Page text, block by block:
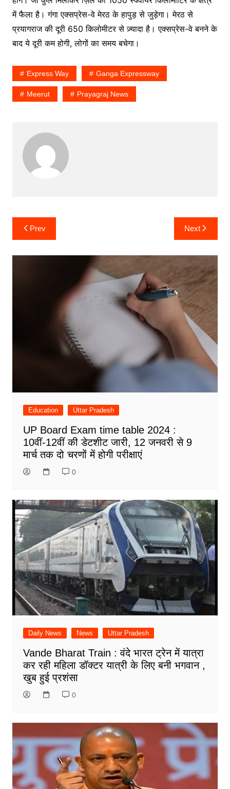
में फैला है। गंगा एक्सप्रेस-वे मेरठ के हापुड़ से जुड़ेगा। मेरठ से
प्रयागराज की दूरी 650 किलोमीटर से ज़्यादा है। एक्सप्रेस-वे बनने के
बाद ये दूरी कम होगी, लोगों का समय बचेगा।
Express Way Ganga Expressway
Meerut Prayagraj News
Post
navigation
Prev Next
Education Uttar Pradesh
UP Board Exam time table 2024 :
10वीं-12वीं की डेटशीट जारी, 12 जनवरी से 9
मार्च तक दो चरणों में होगी परीक्षाएं
0
Daily News News Uttar Pradesh
Vande Bharat Train : वंदे भारत ट्रेन में यात्रा
कर रही महिला डॉक्टर यात्री के लिए बनी भगवान ,
खुब हुई प्रशंसा
0